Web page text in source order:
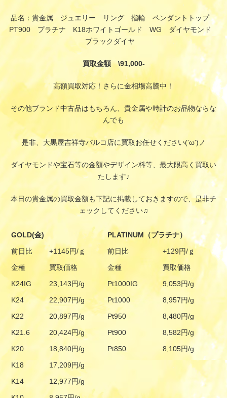
品名：貴金属 ジュエリー リング 指輪 ペンダントトップ
PT900 プラチナ K18ホワイトゴールド WG ダイヤモンド
ブラックダイヤ
買取金額 \91,000-
高額買取対応！さらに金相場高騰中！
その他ブランド中古品はもちろん、貴金属や時計のお品物ならな
んでも
是非、大黒屋吉祥寺パルコ店に買取お任せください('ω')ノ
ダイヤモンドや宝石等の金額やデザイン料等、最大限高く買取い
たします♪
本日の貴金属の買取金額も下記に掲載しておきますので、是非チ
ェックしてください♫
GOLD(金)
PLATINUM（プラチナ）
前日比
+1145円/ｇ 前日比
+129円/ｇ
金種
買取価格 金種
買取価格
K24IG
23,143円/g Pt1000IG
9,053円/g
K24
22,907円/g Pt1000
8,957円/g
K22
20,897円/g Pt950
8,480円/g
K21.6
20,424円/g Pt900
8,582円/g
K20
18,840円/g Pt850
8,105円/g
K18
17,209円/g
K14
12,977円/g